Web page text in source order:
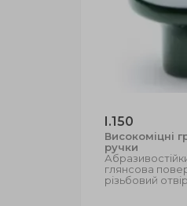
I.150
Високоміцні
ручки
глянсова
різьбовий отвір